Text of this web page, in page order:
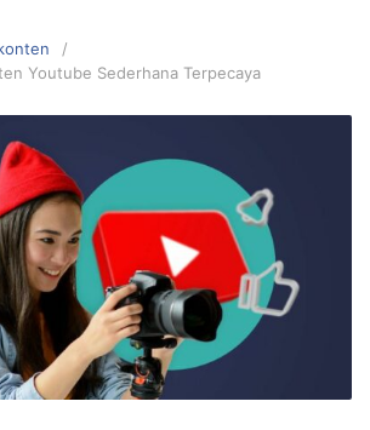
Youtube Sederhana Terpecaya